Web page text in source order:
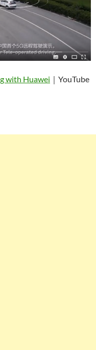
with Huawei ｜YouTube